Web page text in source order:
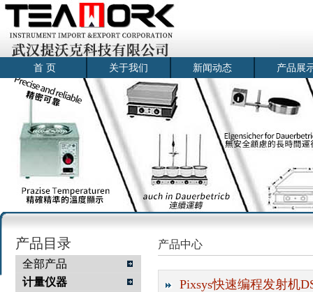
首 页 关于我们 新闻动态 产品展
产品目录
全部产品
计量仪器
产品中心
Pixsys快速编程发射机